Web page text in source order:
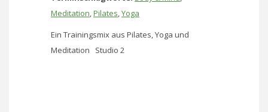
Meditation,Pilates,Yoga
Ein Trainingsmix aus Pilates, Yoga und
Meditation Studio 2